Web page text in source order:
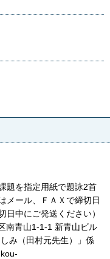
題を指定用紙で題詠2首
メール、ＦＡＸで締切日
日中にご発送ください）
南青山1-1-1 新青山ビル
み（田村元先生）」係